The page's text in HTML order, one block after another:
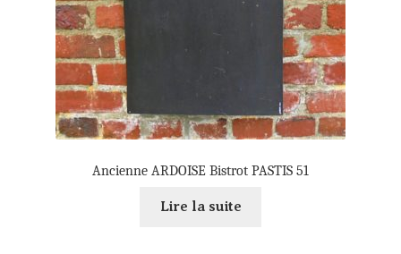
Ancienne ARDOISE Bistrot PASTIS 51
Lire la suite